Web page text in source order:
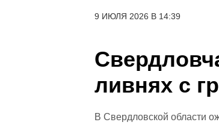
9 ИЮЛЯ 2026 В 14:39
ливнях с
В Свердловской области